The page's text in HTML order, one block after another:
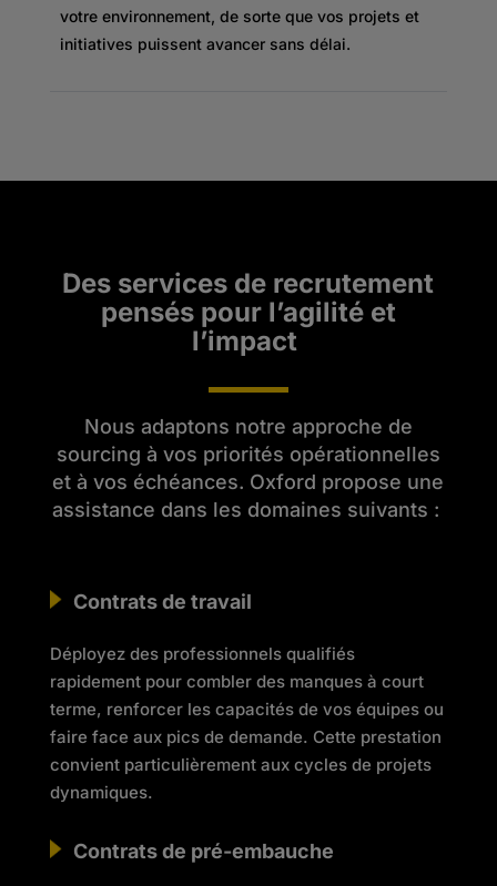
votre environnement, de sorte que vos projets et
initiatives puissent avancer sans délai.
Des services de recrutement
pensés pour l’agilité et
l’impact
Nous adaptons notre approche de
sourcing à vos priorités opérationnelles
et à vos échéances. Oxford propose une
assistance dans les domaines suivants :
Contrats de travail
Déployez des professionnels qualifiés
rapidement pour combler des manques à court
terme, renforcer les capacités de vos équipes ou
faire face aux pics de demande. Cette prestation
convient particulièrement aux cycles de projets
dynamiques.
Contrats de pré-embauche